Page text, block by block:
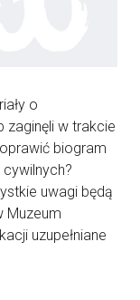
o
zaginęli w trakcie
biogram
uwagi będą
Muzeum
uzupełniane